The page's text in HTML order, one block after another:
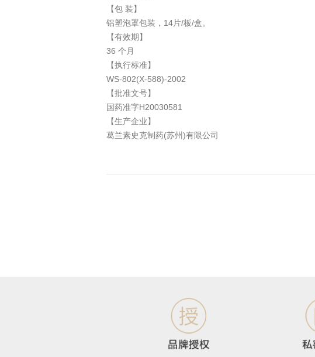
【包 装】
铝塑泡罩包装，14片/板/盒。
【有效期】
36 个月
【执行标准】
WS-802(X-588)-2002
【批准文号】
国药准字H20030581
【生产企业】
葛兰素史克制药(苏州)有限公司